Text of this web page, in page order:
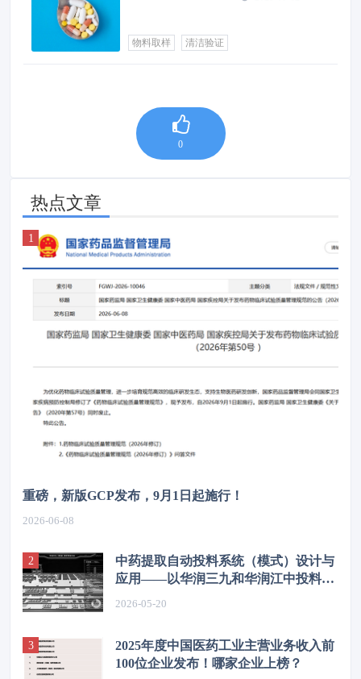
物料取样 清洁验证
0
热点文章
重磅，新版GCP发布，9月1日起施行！
2026-06-08
中药提取自动投料系统（模式）设计与
应用——以华润三九和华润江中投料系
2026-05-20
2025年度中国医药工业主营业务收入前
100位企业发布！哪家企业上榜？